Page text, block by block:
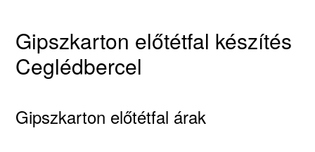
Gipszkarton előtétfal készítés
Ceglédbercel
Gipszkarton előtétfal árak